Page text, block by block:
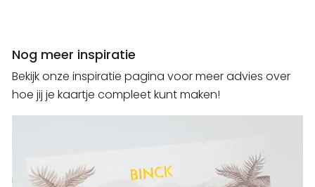
Nog meer inspiratie
Bekijk onze inspiratie pagina voor meer advies over
hoe jij je kaartje compleet kunt maken!